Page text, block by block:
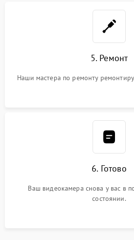
5. Ремонт
Наши мастера по ремонту
6. Готово
Ваш видеокамера снова у вас в
состоянии.